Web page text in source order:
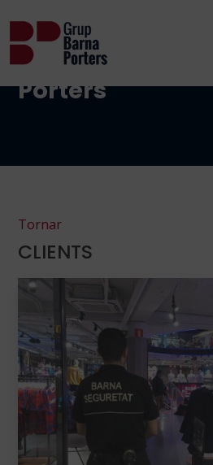
Galeries Grup
Porters
Tornar
CLIENTS